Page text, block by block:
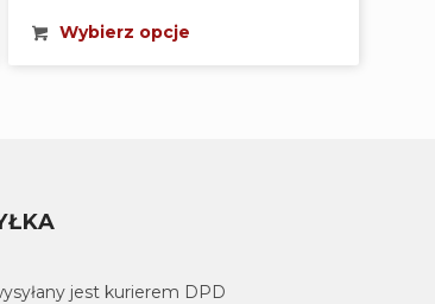
Wybierz opcje
jest kurierem DPD